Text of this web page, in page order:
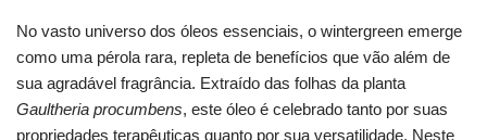
No vasto universo dos óleos essenciais, o wintergreen emerge
como uma pérola rara, repleta de benefícios que vão além de
sua agradável fragrância. Extraído das folhas da planta
Gaultheria procumbens, este óleo é celebrado tanto por suas
propriedades terapêuticas quanto por sua versatilidade. Neste